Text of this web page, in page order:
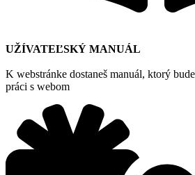
UŽÍVATEĽSKÝ MANUÁL
K webstránke dostaneš manuál, ktorý
práci s webom